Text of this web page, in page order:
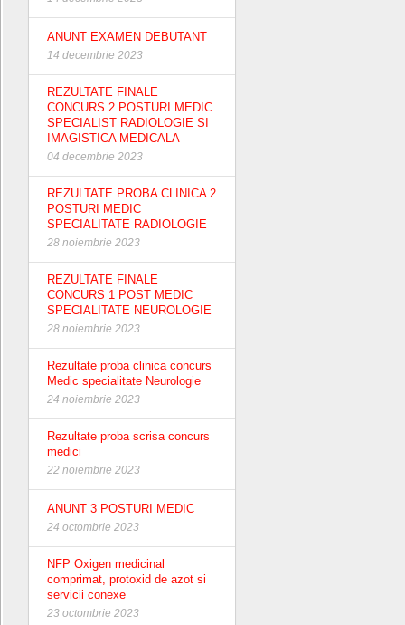
ANUNT EXAMEN DEBUTANT
14 decembrie 2023
REZULTATE FINALE
CONCURS 2 POSTURI MEDIC
SPECIALIST RADIOLOGIE SI
IMAGISTICA MEDICALA
04 decembrie 2023
REZULTATE PROBA CLINICA 2
POSTURI MEDIC
SPECIALITATE RADIOLOGIE
28 noiembrie 2023
REZULTATE FINALE
CONCURS 1 POST MEDIC
SPECIALITATE NEUROLOGIE
28 noiembrie 2023
Rezultate proba clinica concurs
Medic specialitate Neurologie
24 noiembrie 2023
Rezultate proba scrisa concurs
medici
22 noiembrie 2023
ANUNT 3 POSTURI MEDIC
24 octombrie 2023
NFP Oxigen medicinal
comprimat, protoxid de azot si
servicii conexe
23 octombrie 2023